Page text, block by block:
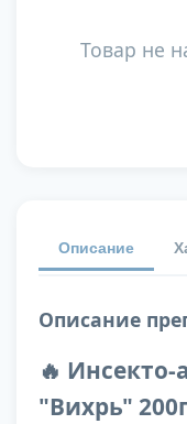
Товар не
Описание
Описание
🔥
"Вихрь"